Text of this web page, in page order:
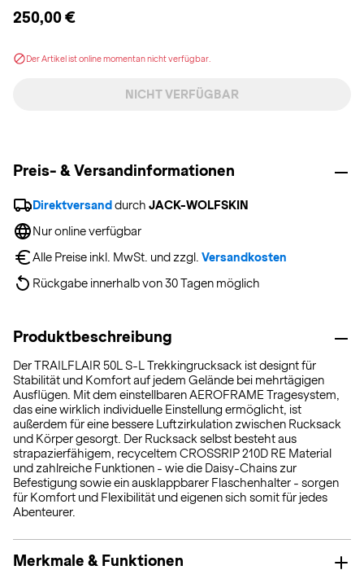
250,00 €
Der Artikel ist online momentan nicht verfügbar.
NICHT VERFÜGBAR
Preis- & Versandinformationen
Direktversand durch JACK-WOLFSKIN
Nur online verfügbar
Alle Preise inkl. MwSt. und zzgl. Versandkosten
Rückgabe innerhalb von 30 Tagen möglich
Produktbeschreibung
Der TRAILFLAIR 50L S-L Trekkingrucksack ist designt für
Stabilität und Komfort auf jedem Gelände bei mehrtägigen
Ausflügen. Mit dem einstellbaren AEROFRAME Tragesystem,
das eine wirklich individuelle Einstellung ermöglicht, ist
außerdem für eine bessere Luftzirkulation zwischen Rucksack
und Körper gesorgt. Der Rucksack selbst besteht aus
strapazierfähigem, recyceltem CROSSRIP 210D RE Material
und zahlreiche Funktionen - wie die Daisy-Chains zur
Befestigung sowie ein ausklappbarer Flaschenhalter - sorgen
für Komfort und Flexibilität und eigenen sich somit für jedes
Abenteurer.
Merkmale & Funktionen